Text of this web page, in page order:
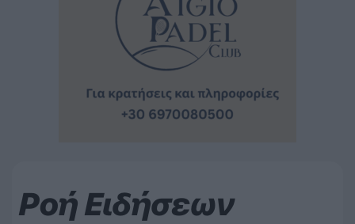
Ροή Ειδήσεων